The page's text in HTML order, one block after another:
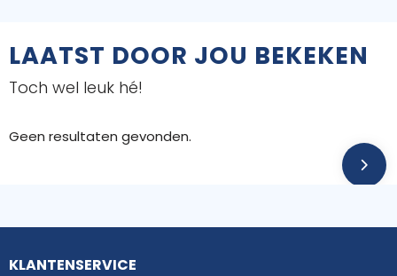
LAATST DOOR JOU BEKEKEN
Toch wel leuk hé!
Geen resultaten gevonden.
KLANTENSERVICE